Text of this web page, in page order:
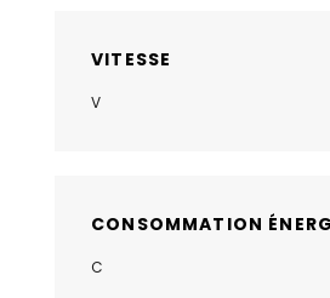
VITESSE
V
CONSOMMATION
C